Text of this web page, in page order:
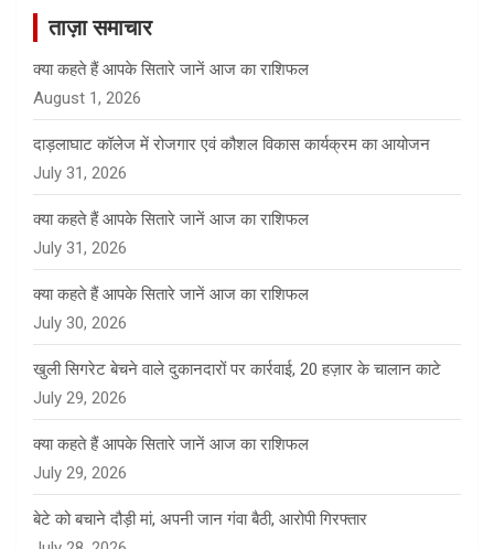
ताज़ा समाचार
क्या कहते हैं आपके सितारे जानें आज का राशिफल
August 1, 2026
दाड़लाघाट कॉलेज में रोजगार एवं कौशल विकास कार्यक्रम का आयोजन
July 31, 2026
क्या कहते हैं आपके सितारे जानें आज का राशिफल
July 31, 2026
क्या कहते हैं आपके सितारे जानें आज का राशिफल
July 30, 2026
खुली सिगरेट बेचने वाले दुकानदारों पर कार्रवाई, 20 हज़ार के चालान काटे
July 29, 2026
क्या कहते हैं आपके सितारे जानें आज का राशिफल
July 29, 2026
बेटे को बचाने दौड़ी मां, अपनी जान गंवा बैठी, आरोपी गिरफ्तार